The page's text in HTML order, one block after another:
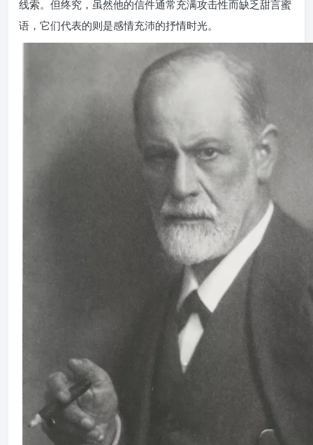
线索。但终究，虽然他的信件通常充满攻击性而缺乏甜言蜜
语，它们代表的则是感情充沛的抒情时光。